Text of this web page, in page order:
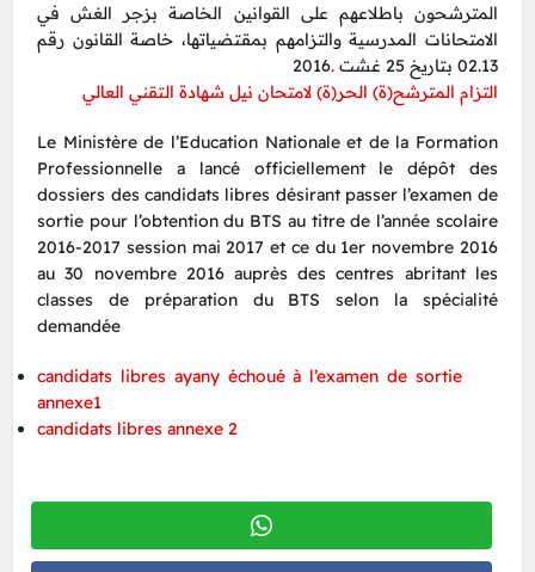
المترشحون باطلاعهم على القوانين الخاصة بزجر الغش في
الامتحانات المدرسية والتزامهم بمقتضياتها، خاصة القانون رقم
02.13 بتاريخ 25 غشت 2016
.
التزام المترشح(ة) الحر(ة) لامتحان نيل شهادة التقني العالي
Le Ministère de l’Education Nationale et de la Formation
Professionnelle a lancé officiellement le dépôt des
dossiers des candidats libres désirant passer l’examen de
sortie pour l’obtention du BTS au titre de l’année scolaire
2016-2017 session mai 2017 et ce du 1er novembre 2016
au 30 novembre 2016 auprès des centres abritant les
classes de préparation du BTS selon la spécialité
demandée
candidats libres ayany échoué à l’examen de sortie
annexe1
candidats libres annexe 2